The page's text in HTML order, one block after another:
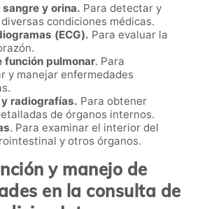
y orina. Para detectar y
condiciones médicas.
(ECG). Para evaluar la
función pulmonar. Para
y manejar enfermedades
radiografías. Para obtener
de órganos internos.
. Para examinar el interior del
y otros órganos.
y manejo de
en la consulta de